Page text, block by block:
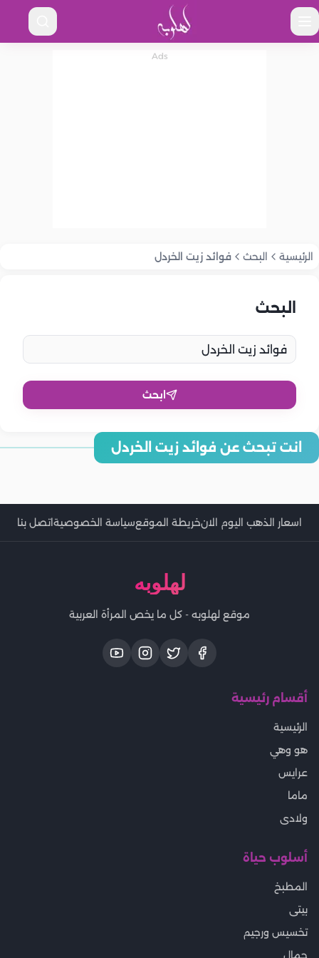
الرئيسية البحث فوائد زيت الخردل
البحث
ابحث
انت تبحث عن فوائد زيت الخردل
فوائد زيت الخردل للشعر وكيفية استخدامه.. نصائح هامة
اسعار الذهب اليوم الانخريطة الموقعسياسة الخصوصيةاتصل بنا
لهلوبه
موقع لهلوبه - كل ما يخص المرأة العربية
أقسام رئيسية
الرئيسية
هو وهي
عرايس
ماما
ولادى
أسلوب حياة
المطبخ
بيتى
تخسيس ورجيم
جمال